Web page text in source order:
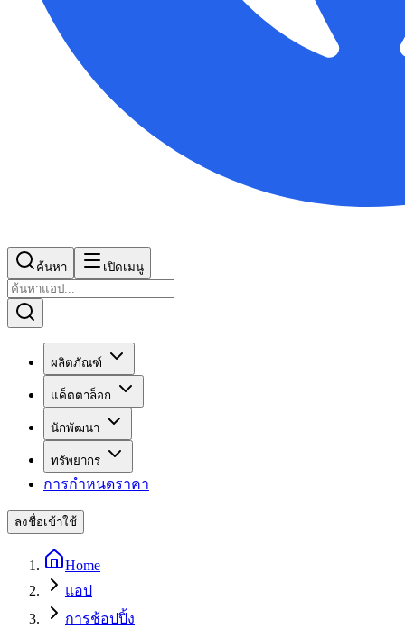
ค้นหา เปิดเมนู
ผลิตภัณฑ์
แค็ตตาล็อก
นักพัฒนา
ทรัพยากร
การกำหนดราคา
ลงชื่อเข้าใช้
Home
แอป
การช้อปปิ้ง